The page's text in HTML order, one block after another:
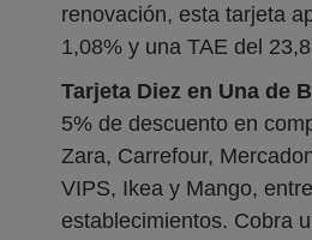
renovación, esta tarjeta
1,08% y una TAE del
Tarjeta Diez en Una de
5% de descuento en
Zara, Carrefour,
VIPS, Ikea y Mango,
establecimientos. Cobra